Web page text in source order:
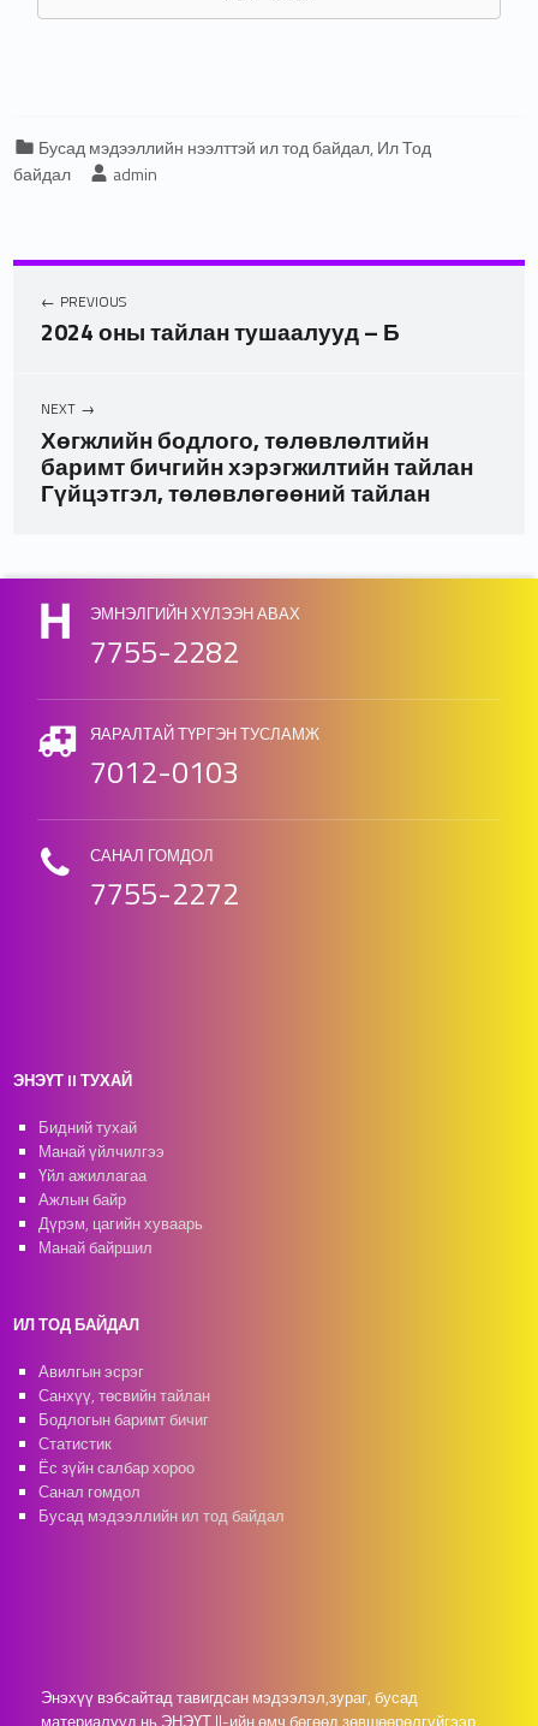
Categorized in:
Бусад мэдээллийн нээлттэй ил тод байдал, Ил Тод
байдал
Written by:
admin
PREVIOUS
2024 оны тайлан тушаалууд – Б
NEXT
Хөгжлийн бодлого, төлөвлөлтийн
баримт бичгийн хэрэгжилтийн тайлан
Гүйцэтгэл, төлөвлөгөөний тайлан
ЭМНЭЛГИЙН ХҮЛЭЭН АВАХ
7755-2282
ЯАРАЛТАЙ ТҮРГЭН ТУСЛАМЖ
7012-0103
САНАЛ ГОМДОЛ
7755-2272
ЭНЭҮТ II ТУХАЙ
Бидний тухай
Манай үйлчилгээ
Үйл ажиллагаа
Ажлын байр
Дүрэм, цагийн хуваарь
Манай байршил
ИЛ ТОД БАЙДАЛ
Авилгын эсрэг
Санхүү, төсвийн тайлан
Бодлогын баримт бичиг
Статистик
Ёс зүйн салбар хороо
Санал гомдол
Бусад мэдээллийн ил тод байдал
Энэхүү вэбсайтад тавигдсан мэдээлэл,зураг, бусад
материалууд нь ЭНЭҮТ II-ийн өмч бөгөөд зөвшөөрөлгүйгээр